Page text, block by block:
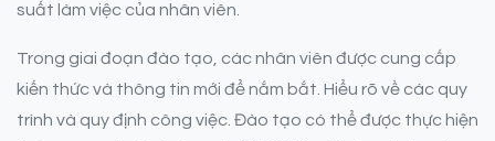
suất làm việc của nhân viên.
Trong giai đoạn đào tạo, các nhân viên được cung cấp
kiến thức và thông tin mới để nắm bắt. Hiểu rõ về các quy
trình và quy định công việc. Đào tạo có thể được thực hiện